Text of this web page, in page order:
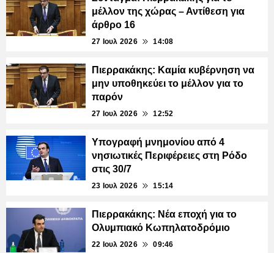
μέλλον της χώρας – Αντίθεση για
άρθρο 16
27 Ιουλ 2026 14:08
Πιερρακάκης: Καμία κυβέρνηση να
μην υποθηκεύει το μέλλον για το
παρόν
27 Ιουλ 2026 12:52
Υπογραφή μνημονίου από 4
νησιωτικές Περιφέρειες στη Ρόδο
στις 30/7
23 Ιουλ 2026 15:14
Πιερρακάκης: Νέα εποχή για το
Ολυμπιακό Κωπηλατοδρόμιο
22 Ιουλ 2026 09:46